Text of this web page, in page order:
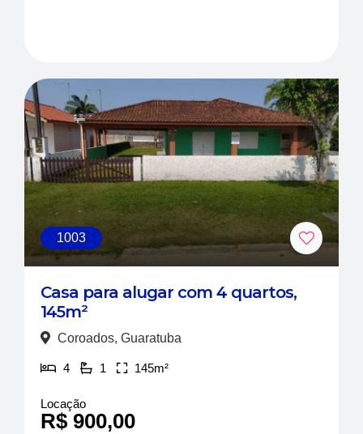
1003
Casa para alugar com 4 quartos,
145m²
Coroados, Guaratuba
4 1 145m²
Locação
R$ 900,00